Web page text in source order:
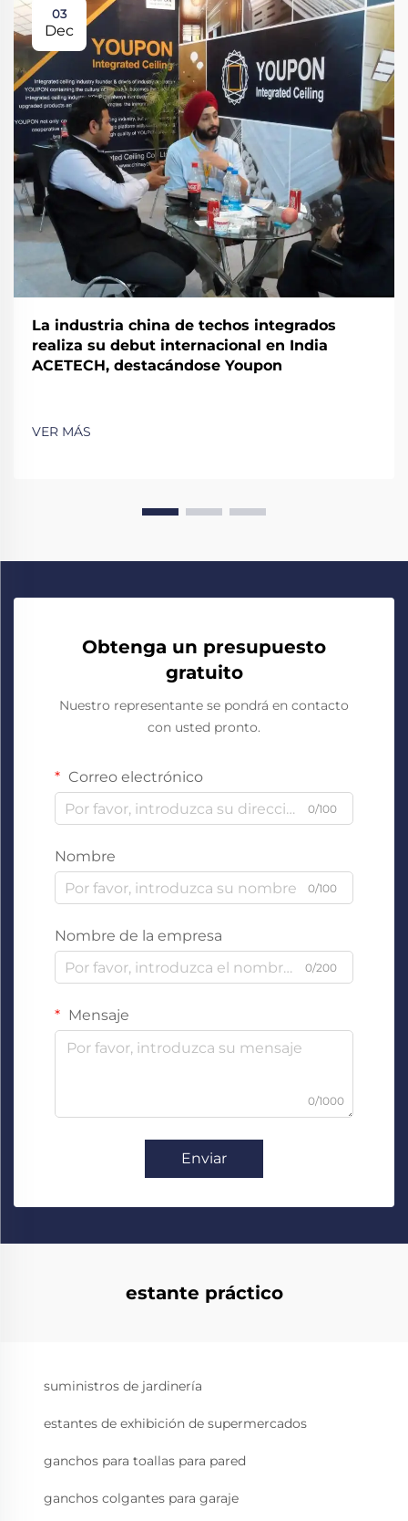
03
Dec
La industria china de techos integrados
realiza su debut internacional en India
ACETECH, destacándose Youpon
VER MÁS
Obtenga un presupuesto
gratuito
Nuestro representante se pondrá en contacto
con usted pronto.
Correo electrónico
0/100
Nombre
0/100
Nombre de la empresa
0/200
Mensaje
0/1000
Enviar
estante práctico
suministros de jardinería
estantes de exhibición de supermercados
ganchos para toallas para pared
ganchos colgantes para garaje